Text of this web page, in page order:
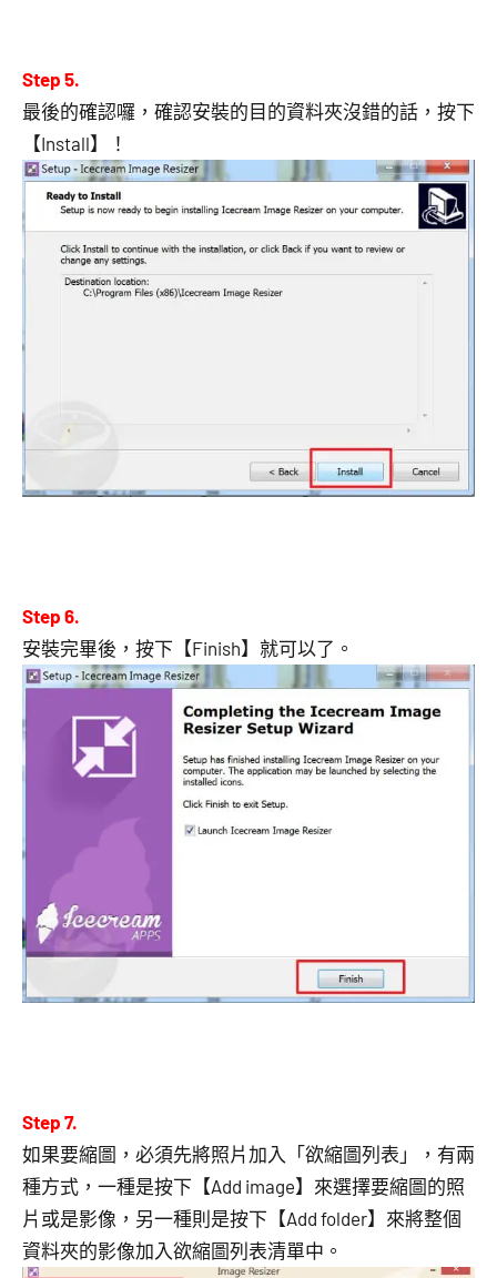
Step 5.
最後的確認囉，確認安裝的目的資料夾沒錯的話，按下
【Install】！
Step 6.
安裝完畢後，按下【Finish】就可以了。
Step 7.
如果要縮圖，必須先將照片加入「欲縮圖列表」，有兩
種方式，一種是按下【Add image】來選擇要縮圖的照
片或是影像，另一種則是按下【Add folder】來將整個
資料夾的影像加入欲縮圖列表清單中。